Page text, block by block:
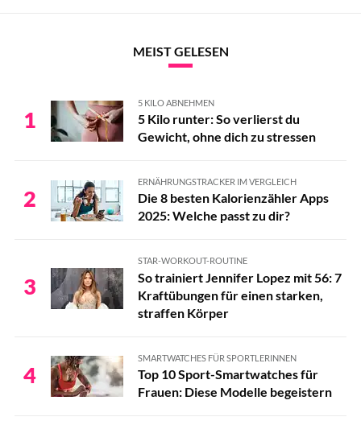
MEIST GELESEN
1
5 KILO ABNEHMEN
5 Kilo runter: So verlierst du
Gewicht, ohne dich zu stressen
2
ERNÄHRUNGSTRACKER IM VERGLEICH
Die 8 besten Kalorienzähler Apps
2025: Welche passt zu dir?
3
STAR-WORKOUT-ROUTINE
So trainiert Jennifer Lopez mit 56: 7
Kraftübungen für einen starken,
straffen Körper
4
SMARTWATCHES FÜR SPORTLERINNEN
Top 10 Sport-Smartwatches für
Frauen: Diese Modelle begeistern